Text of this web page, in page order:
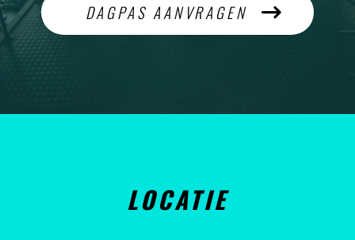
DAGPAS AANVRAGEN
LOCATIE